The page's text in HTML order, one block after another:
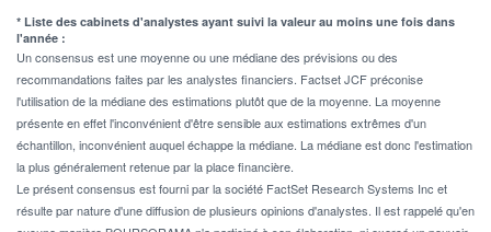
* Liste des cabinets d'analystes ayant suivi la valeur au moins une fois dans
l'année :
Un consensus est une moyenne ou une médiane des prévisions ou des
recommandations faites par les analystes financiers. Factset JCF préconise
l'utilisation de la médiane des estimations plutôt que de la moyenne. La moyenne
présente en effet l'inconvénient d'être sensible aux estimations extrêmes d'un
échantillon, inconvénient auquel échappe la médiane. La médiane est donc l'estimation
la plus généralement retenue par la place financière.
Le présent consensus est fourni par la société FactSet Research Systems Inc et
résulte par nature d'une diffusion de plusieurs opinions d'analystes. Il est rappelé qu'en